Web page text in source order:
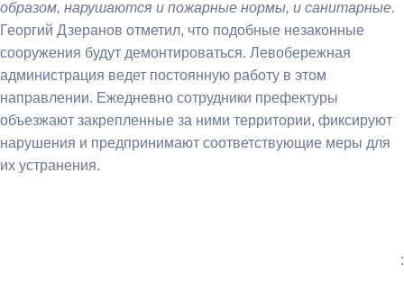
образом, нарушаются и пожарные нормы, и санитарные.
Георгий Дзеранов отметил, что подобные незаконные
сооружения будут демонтироваться. Левобережная
администрация ведет постоянную работу в этом
направлении. Ежедневно сотрудники префектуры
объезжают закрепленные за ними территории, фиксируют
нарушения и предпринимают соответствующие меры для
их устранения.
: